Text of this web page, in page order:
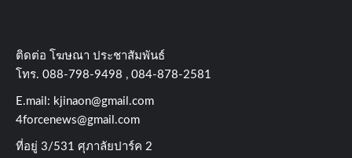
ติดต่อ​ โฆษณา​ ประชาสัมพันธ์
โทร​. 088-798-9498 , 084-878-2581
E.mail: kjinaon@gmail.com
4forcenews@gmail.com
ที่อยู่​ 3/531​ ศุภาลัยปาร์ค​ 2